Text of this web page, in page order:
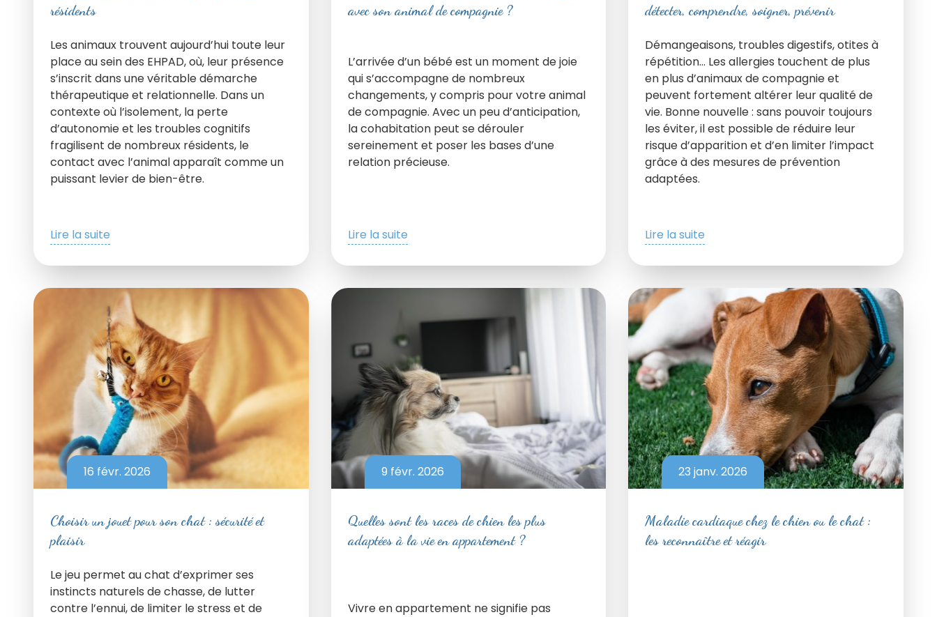
résidents
Les animaux trouvent aujourd’hui toute leur
place au sein des EHPAD, où, leur présence
s’inscrit dans une véritable démarche
thérapeutique et relationnelle. Dans un
contexte où l’isolement, la perte
d’autonomie et les troubles cognitifs
fragilisent de nombreux résidents, le
contact avec l’animal apparaît comme un
puissant levier de bien-être.
Lire la suite
avec son animal de compagnie ?
L’arrivée d’un bébé est un moment de joie
qui s’accompagne de nombreux
changements, y compris pour votre animal
de compagnie. Avec un peu d’anticipation,
la cohabitation peut se dérouler
sereinement et poser les bases d’une
relation précieuse.
Lire la suite
détecter, comprendre, soigner, prévenir
Démangeaisons, troubles digestifs, otites à
répétition… Les allergies touchent de plus
en plus d’animaux de compagnie et
peuvent fortement altérer leur qualité de
vie. Bonne nouvelle : sans pouvoir toujours
les éviter, il est possible de réduire leur
risque d’apparition et d’en limiter l’impact
grâce à des mesures de prévention
adaptées.
Lire la suite
16 févr. 2026
Choisir un jouet pour son chat : sécurité et
plaisir
Le jeu permet au chat d’exprimer ses
instincts naturels de chasse, de lutter
contre l’ennui, de limiter le stress et de
9 févr. 2026
Quelles sont les races de chien les plus
adaptées à la vie en appartement ?
Vivre en appartement ne signifie pas
23 janv. 2026
Maladie cardiaque chez le chien ou le chat :
les reconnaître et réagir